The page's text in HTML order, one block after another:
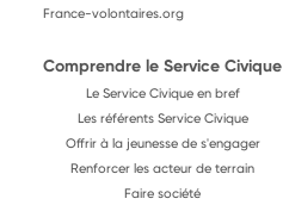
France-volontaires.org
Comprendre le Service Civique
Le Service Civique en bref
Les référents Service Civique
Offrir à la jeunesse de s'engager
Renforcer les acteur de terrain
Faire société